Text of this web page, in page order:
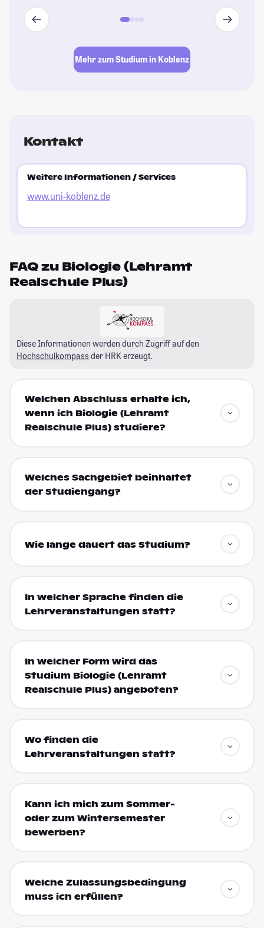
Mehr zum Studium in Koblenz
Kontakt
Weitere Informationen / Services
www.uni-koblenz.de
FAQ zu Biologie (Lehramt
Realschule Plus)
Diese Informationen werden durch Zugriff auf den
Hochschulkompass der HRK erzeugt.
Welchen Abschluss erhalte ich,
wenn ich Biologie (Lehramt
Realschule Plus) studiere?
Welches Sachgebiet beinhaltet
der Studiengang?
Wie lange dauert das Studium?
In welcher Sprache finden die
Lehrveranstaltungen statt?
In welcher Form wird das
Studium Biologie (Lehramt
Realschule Plus) angeboten?
Wo finden die
Lehrveranstaltungen statt?
Kann ich mich zum Sommer-
oder zum Wintersemester
bewerben?
Welche Zulassungsbedingung
muss ich erfüllen?